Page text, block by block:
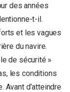
des années
t-il.
et les vagues
du navire.
de sécurité »
les conditions
Avant d’atteindre